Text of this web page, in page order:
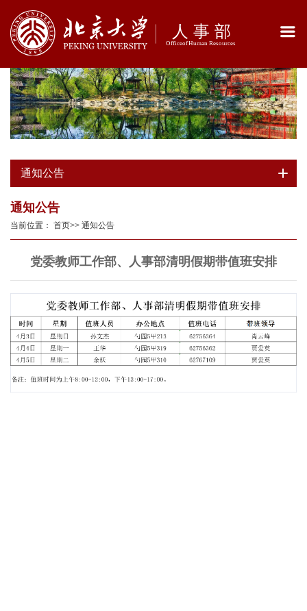
通知公告
通知公告
当前位置： 首页>> 通知公告
党委教师工作部、人事部清明假期带值班安排